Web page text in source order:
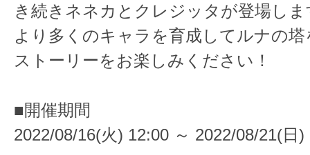
き続きネネカとクレジッタが登場しま
より多くのキャラを育成してルナの
ストーリーをお楽しみください！
■開催期間
2022/08/16(火) 12:00 ～ 2022/08/21(日)